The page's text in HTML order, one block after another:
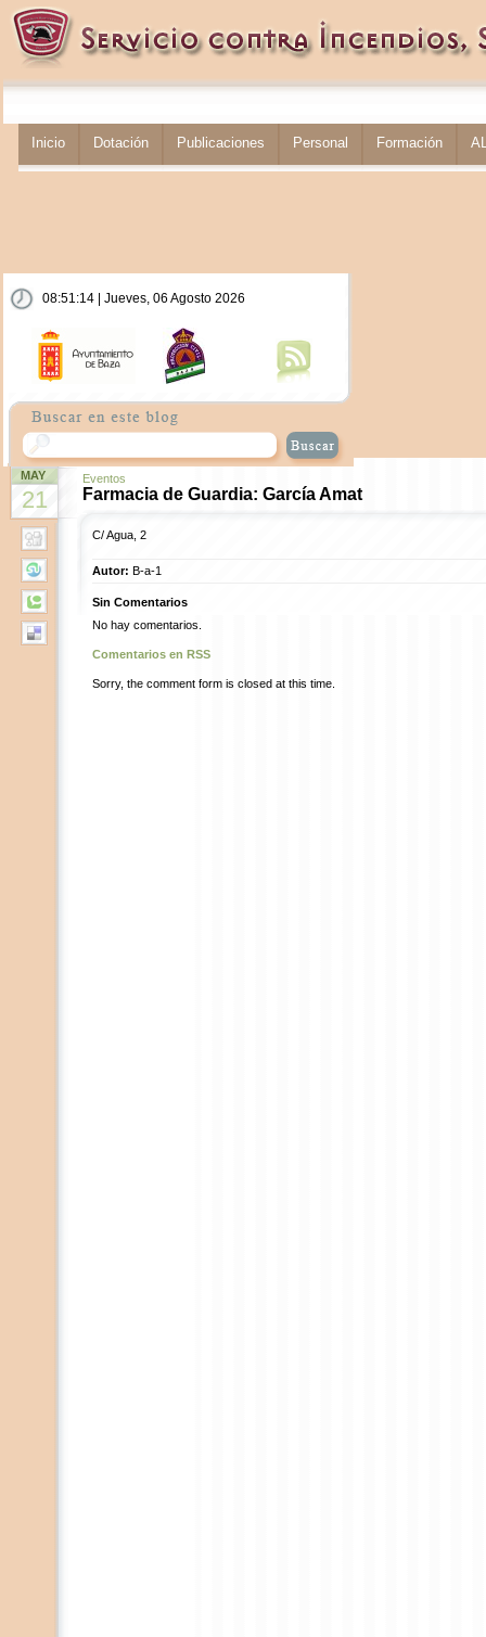
Inicio Dotación Publicaciones Personal Formación
08:51:14 | Jueves, 06 Agosto 2026
MAY
21
Eventos
Farmacia de Guardia: García Amat
C/ Agua, 2
Autor: B-a-1
Sin Comentarios
No hay comentarios.
Comentarios en RSS
Sorry, the comment form is closed at this time.